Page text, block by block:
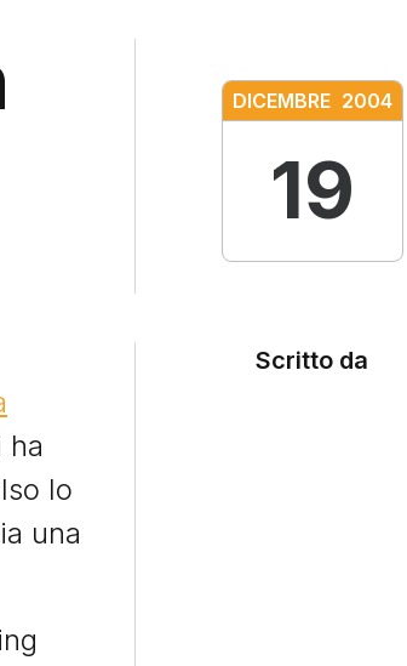
DICEMBRE 2004
19
ha
lo
una
Scritto da